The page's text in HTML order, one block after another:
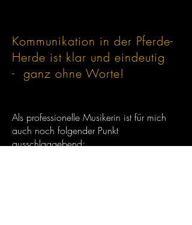
Kommunikation in der Pferde-
Herde ist klar und eindeutig
- ganz ohne Worte!
Als professionelle Musikerin ist für mich
auch noch folgender Punkt
ausschlaggebend: